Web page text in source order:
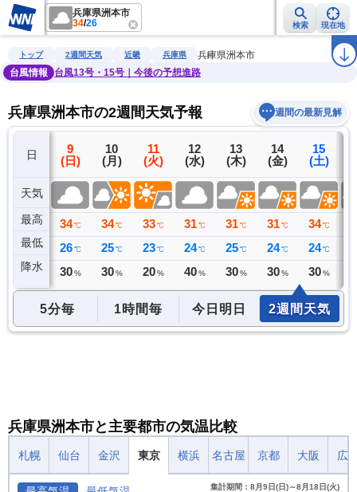
兵庫県洲本市
34/26 検索 現在地
雨雲レーダー 台風情報 地震情報 警報・注意報 ラ
トップ 2週間天気 近畿 兵庫県
兵庫県洲本市
台風情報
台風13号・15号｜今後の予想進路
兵庫県洲本市の2週間天気予報 週間の最新見解
日
天気
最高
最低
降水
8
(土)
34 ℃
25 ℃
0 ミリ
9
(日)
34 ℃
26 ℃
30 %
10
(月)
34 ℃
25 ℃
30 %
11
(火)
33 ℃
23 ℃
20 %
12
(水)
31 ℃
24 ℃
40 %
13
(木)
31 ℃
25 ℃
30 %
14
(金)
31 ℃
24 ℃
30 %
15
(土)
34 ℃
24 ℃
30 %
5分毎 1時間毎 今日明日 2週間天気
兵庫県洲本市と主要都市の気温比較
札幌 仙台 金沢 東京 横浜 名古屋 京都 大阪 広
集計期間：8月9日(日)～8月18日(火)